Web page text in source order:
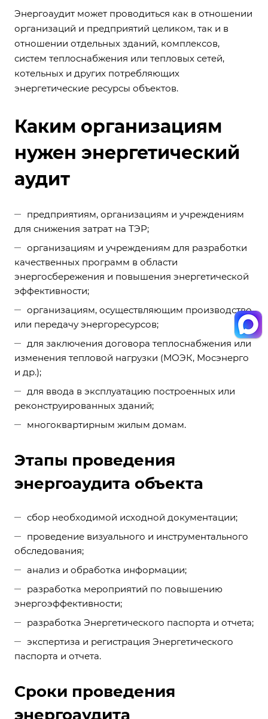
Энергоаудит может проводиться как в отношении
организаций и предприятий целиком, так и в
отношении отдельных зданий, комплексов,
систем теплоснабжения или тепловых сетей,
котельных и других потребляющих
энергетические ресурсы объектов.
Каким организациям
нужен энергетический
аудит
предприятиям, организациям и учреждениям
для снижения затрат на ТЭР;
организациям и учреждениям для разработки
качественных программ в области
энергосбережения и повышения энергетической
эффективности;
организациям, осуществляющим производство
или передачу энергоресурсов;
для заключения договора теплоснабжения или
изменения тепловой нагрузки (МОЭК, Мосэнерго
и др.);
для ввода в эксплуатацию построенных или
реконструированных зданий;
многоквартирным жилым домам.
Этапы проведения
энергоаудита объекта
сбор необходимой исходной документации;
проведение визуального и инструментального
обследования;
анализ и обработка информации;
разработка мероприятий по повышению
энергоэффективности;
разработка Энергетического паспорта и отчета;
экспертиза и регистрация Энергетического
паспорта и отчета.
Сроки проведения
энергоаудита